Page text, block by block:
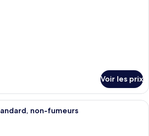
Voir les prix
Bureau, fer et planche à repasser,
non-fumeurs